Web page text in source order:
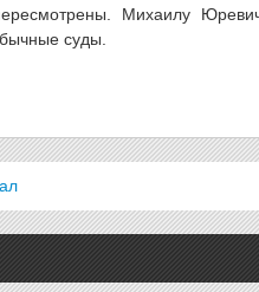
Михаилу
суды.